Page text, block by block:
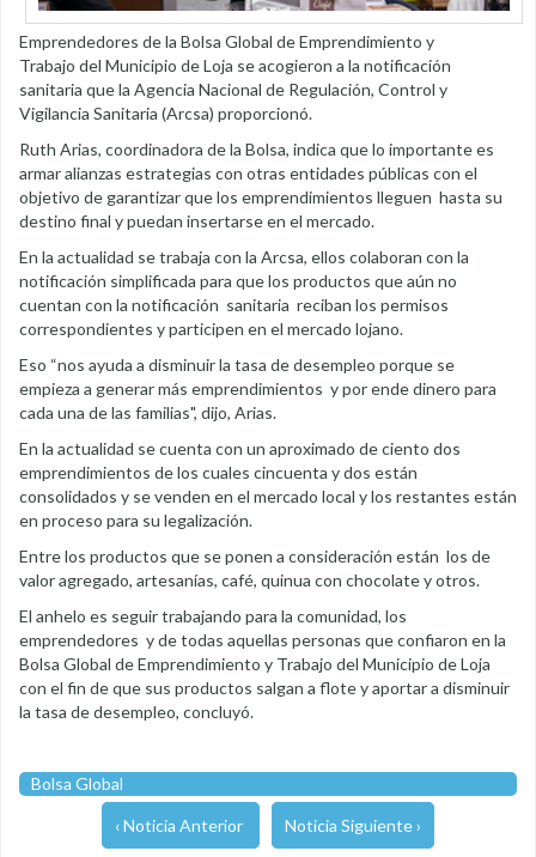
Emprendedores de la Bolsa Global de Emprendimiento y
Trabajo del Municipio de Loja se acogieron a la notificación
sanitaria que la Agencia Nacional de Regulación, Control y
Vigilancia Sanitaria (Arcsa) proporcionó.
Ruth Arias, coordinadora de la Bolsa, indica que lo importante es
armar alianzas estrategias con otras entidades públicas con el
objetivo de garantizar que los emprendimientos lleguen hasta su
destino final y puedan insertarse en el mercado.
En la actualidad se trabaja con la Arcsa, ellos colaboran con la
notificación simplificada para que los productos que aún no
cuentan con la notificación sanitaria reciban los permisos
correspondientes y participen en el mercado lojano.
Eso “nos ayuda a disminuir la tasa de desempleo porque se
empieza a generar más emprendimientos y por ende dinero para
cada una de las familias", dijo, Arias.
En la actualidad se cuenta con un aproximado de ciento dos
emprendimientos de los cuales cincuenta y dos están
consolidados y se venden en el mercado local y los restantes están
en proceso para su legalización.
Entre los productos que se ponen a consideración están los de
valor agregado, artesanías, café, quinua con chocolate y otros.
El anhelo es seguir trabajando para la comunidad, los
emprendedores y de todas aquellas personas que confiaron en la
Bolsa Global de Emprendimiento y Trabajo del Municipio de Loja
con el fin de que sus productos salgan a flote y aportar a disminuir
la tasa de desempleo, concluyó.
Bolsa Global
‹ Noticia Anterior Noticia Siguiente ›